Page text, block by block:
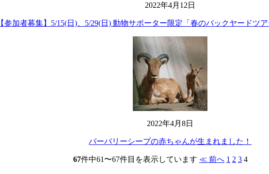
2022年4月12日
【参加者募集】5/15(日)、5/29(日) 動物サポーター限定「春のバックヤードツ
2022年4月8日
バーバリーシープの赤ちゃんが生まれました！
67件中61〜67件目を表示しています ≪ 前へ 1 2 3 4